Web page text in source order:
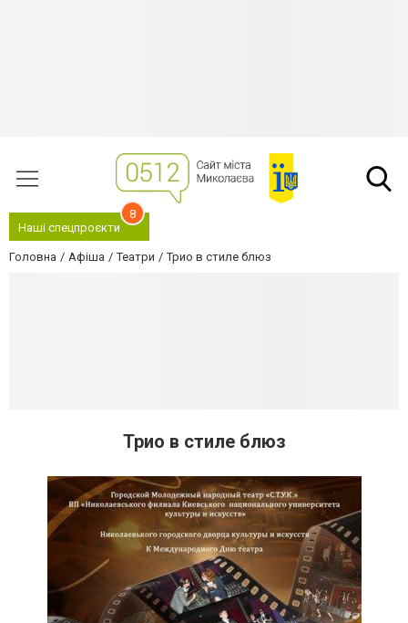
Наші спецпроєкти
8
Головна Афіша Театри Трио в стиле блюз
Трио в стиле блюз